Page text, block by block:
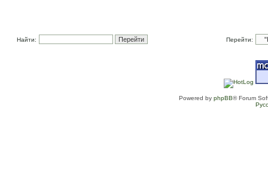
Найти: Перейти:
Powered by phpBB® Forum